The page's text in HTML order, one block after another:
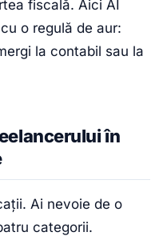
fiscală. Aici AI
o regulă de aur:
la contabil sau la
în
Ai nevoie de o
categorii.